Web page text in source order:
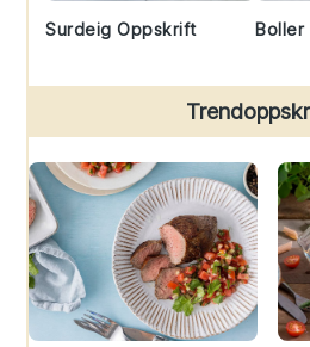
Surdeig Oppskrift Boller